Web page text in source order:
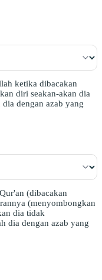
ketika dibacakan
diri seakan-akan dia
dengan azab yang
(dibacakan
(menyombongkan
dia tidak
dia dengan azab yang